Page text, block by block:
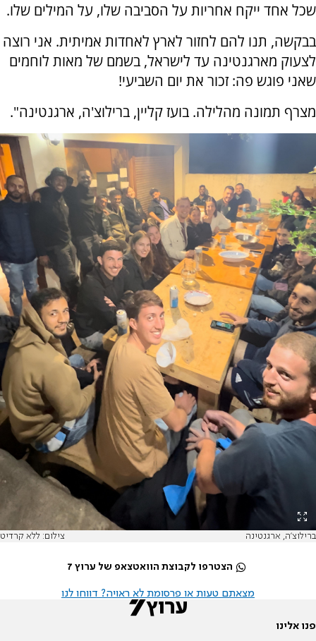
שכל אחד ייקח אחריות על הסביבה שלו, על המילים שלו.
בבקשה, תנו להם לחזור לארץ לאחדות אמיתית. אני רוצה
לצעוק מארגנטינה עד לישראל, בשמם של מאות לוחמים
שאני פוגש פה: זכור את יום השביעי!
מצרף תמונה מהלילה. בועז קליין, ברילוצ'ה, ארגנטינה".
ברילוצ'ה, ארגנטינה צילום: ללא קרדיט
הצטרפו לקבוצת הוואטצאפ של ערוץ 7
מצאתם טעות או פרסומת לא ראויה? דווחו לנו
פנו אלינו